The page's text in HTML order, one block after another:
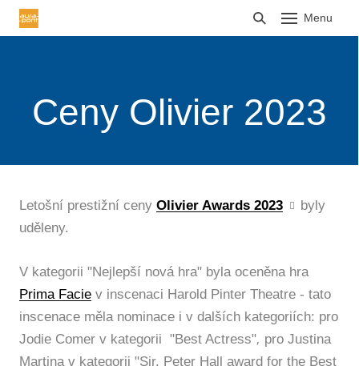
Menu
Ceny Olivier 2023
Letošní prestižní ceny Olivier Awards 2023
byly
uděleny.
V kategorii "Nejlepší nová hra" byla oceněna hra
Prima Facie v inscenaci Harold Pinter Theatre - tato
inscenace měla nominace i v dalších kategoriích: pro
Jodie Comer v kategorii "Best Actress", pro Justina
Martina v kategorii "Sir. Peter Hall award for the Best